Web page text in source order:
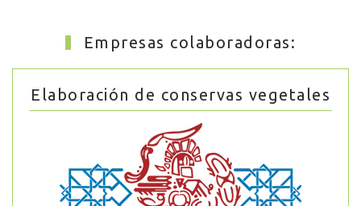
Empresas colaboradoras:
Elaboración de conservas vegetales